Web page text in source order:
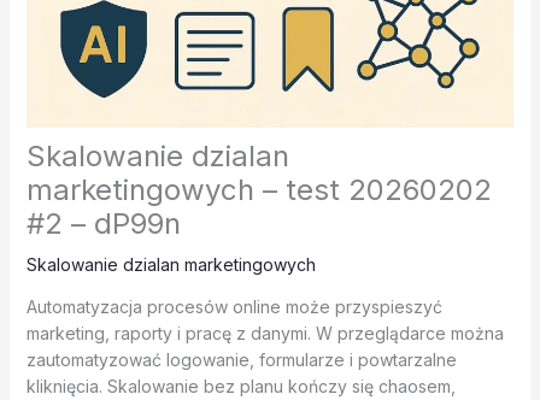
Skalowanie dzialan
marketingowych – test 20260202
#2 – dP99n
Skalowanie dzialan marketingowych
Automatyzacja procesów online może przyspieszyć
marketing, raporty i pracę z danymi. W przeglądarce można
zautomatyzować logowanie, formularze i powtarzalne
kliknięcia. Skalowanie bez planu kończy się chaosem,